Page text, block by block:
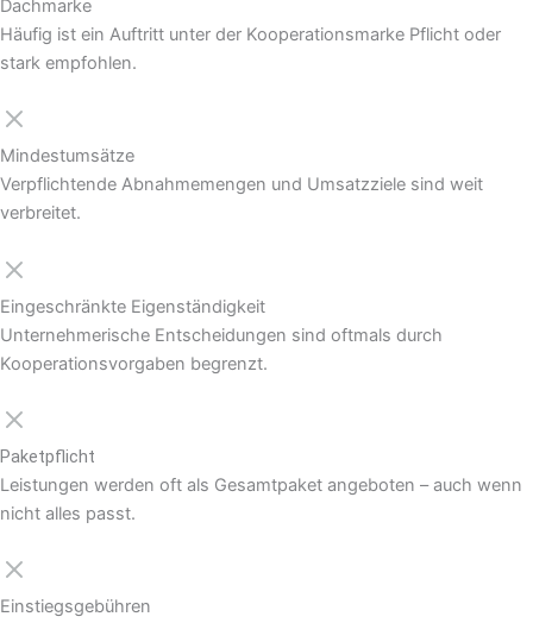
Dachmarke
Häufig ist ein Auftritt unter der Kooperationsmarke Pflicht oder
stark empfohlen.
Mindestumsätze
Verpflichtende Abnahmemengen und Umsatzziele sind weit
verbreitet.
Eingeschränkte Eigenständigkeit
Unternehmerische Entscheidungen sind oftmals durch
Kooperationsvorgaben begrenzt.
Paketpflicht
Leistungen werden oft als Gesamtpaket angeboten – auch wenn
nicht alles passt.
Einstiegsgebühren